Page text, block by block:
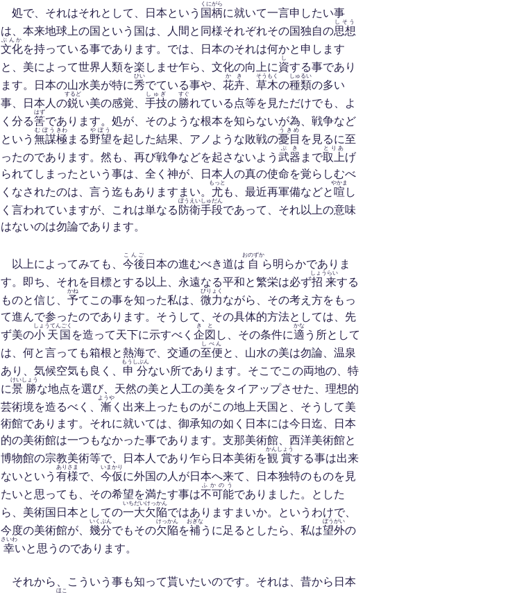
処で、それはそれとして、日本という 国柄
くにがら
に就いて一言申したい事
は、本来地球上の国という国は、人間と同様それぞれその国独自の思想
しそう
文化
ぶんか
を持っている事であります。では、日本のそれは何かと申します
と、美によって世界人類を楽しませ乍ら、文化の向上に資
し
する事であり
ます。日本の山水美が特に秀
ひい
でている事や、 花卉
かき
、 草木
そうもく
の種類
しゅるい
の多い
事、日本人の鋭
するど
い美の感覚、 手技
しゅぎ
の勝
すぐ
れている点等を見ただけでも、よ
く分る筈
はず
であります。処が、そのような根本を知らないが為、戦争など
という 無謀
むぼう
極
きわ
まる野望
やぼう
を起した結果、アノような敗戦の憂目
うきめ
を見るに至
ったのであります。然も、再び戦争などを起さないよう 武器
ぶき
まで取上
とりあ
げ
られてしまったという事は、全く神が、日本人の真の使命を覚らしむべ
くなされたのは、言う迄もありますまい。 尤
もっと
も、最近再軍備などと 喧
やかま
し
く言われていますが、これは単なる 防衛
ぼうえい
手段
しゅだん
であって、それ以上の意味
はないのは勿論であります。
以上によってみても、 今後
こんご
日本の進むべき道は 自
おのずか
ら明らかでありま
す。即ち、それを目標とする以上、永遠なる平和と繁栄は必ず招来
しょうらい
する
ものと信じ、 予
かね
てこの事を知った私は、 微力
びりょく
ながら、その考え方をもっ
て進んで参ったのであります。そうして、その具体的方法としては、先
ず美の小天国
しょうてんごく
を造って天下に示すべく 企図
きと
し、その条件に適
かな
う所として
は、何と言っても箱根と熱海で、交通の至便
しべん
と、山水の美は勿論、温泉
あり、気候空気も良く、 申分
もうしぶん
ない所であります。そこでこの両地の、特
に景勝
けいしょう
な地点を選び、天然の美と人工の美をタイアップさせた、理想的
芸術境を造るべく、 漸
ようや
く出来上ったものがこの地上天国と、そうして美
術館であります。それに就いては、御承知の如く日本には今日迄、日本
的の美術館は一つもなかった事であります。支那美術館、西洋美術館と
博物館の宗教美術等で、日本人であり乍ら日本美術を観賞
かんしょう
する事は出来
ないという 有様
ありさま
で、 今
いま
仮
かり
に外国の人が日本へ来て、日本独特のものを見
たいと思っても、その希望を満たす事は不可能
ふかのう
でありました。とした
ら、美術国日本としての一
いち
大欠陥
だいけっかん
ではありますまいか。というわけで、
今度の美術館が、 幾分
いくぶん
でもその欠陥
けっかん
を補
おぎな
うに足るとしたら、私は望外
ぼうがい
の
幸
さいわ
いと思うのであります。
それから、こういう事も知って貰いたいのです。それは、昔から日本
ほこ